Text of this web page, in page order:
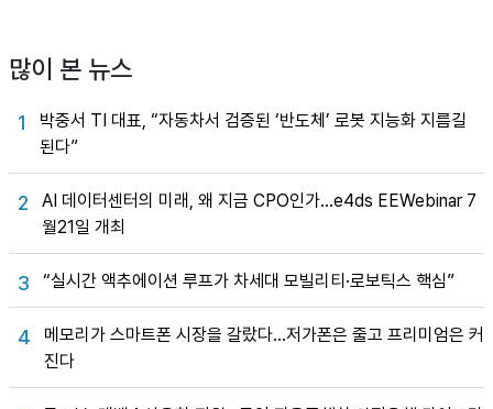
많이 본 뉴스
1
박중서 TI 대표, “자동차서 검증된 ‘반도체’ 로봇 지능화 지름길
된다”
2
AI 데이터센터의 미래, 왜 지금 CPO인가…e4ds EEWebinar 7
월21일 개최
3 “실시간 액추에이션 루프가 차세대 모빌리티·로보틱스 핵심”
4
메모리가 스마트폰 시장을 갈랐다…저가폰은 줄고 프리미엄은 커
진다